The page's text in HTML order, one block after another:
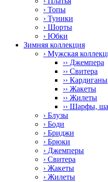
› Топы
› Туники
› Шорты
› Юбки
Зимняя коллекция
› Мужская
›› Джемпера
›› Свитера
›› Кардиганы
›› Жакеты
›› Жилеты
›› Шарфы,
› Блузы
› Боди
› Бриджи
› Брюки
› Джемперы
› Свитера
› Жакеты
› Жилеты